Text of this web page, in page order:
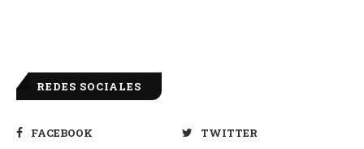
REDES SOCIALES
FACEBOOK
TWITTER